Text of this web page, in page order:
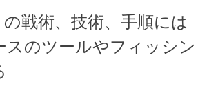
戦術、技術、手順には
スのツールやフィッシン